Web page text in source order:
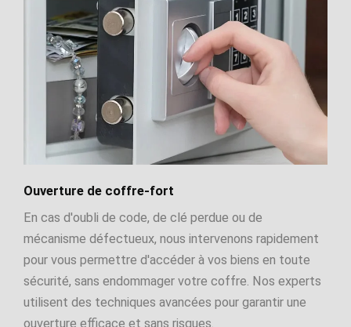
Ouverture de coffre-fort
En cas d'oubli de code, de clé perdue ou de
mécanisme défectueux, nous intervenons rapidement
pour vous permettre d'accéder à vos biens en toute
sécurité, sans endommager votre coffre. Nos experts
utilisent des techniques avancées pour garantir une
ouverture efficace et sans risques.